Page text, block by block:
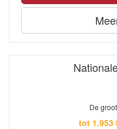
De
tot 1.953